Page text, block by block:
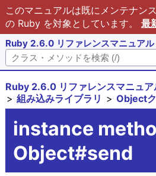
このマニュアルは既にメンテナン
の Ruby を対象としています。 最
Ruby 2.6.0 リファレンスマニュアル
Ruby 2.6.0 リファレンスマニュア
組み込みライブラリ
Object
instance
Object#send